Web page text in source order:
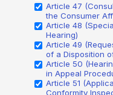
Article 47
the Consumer
Article 48
Hearing)
Article 49
of a Disposition
Article 50
in Appeal
Article 51
Conformity